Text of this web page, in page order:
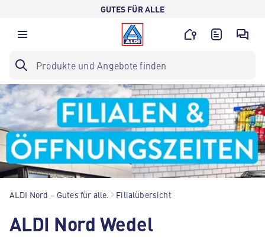
GUTES FÜR ALLE
ALDI Nord – Gutes für alle. Filialübersicht
ALDI Nord Wedel